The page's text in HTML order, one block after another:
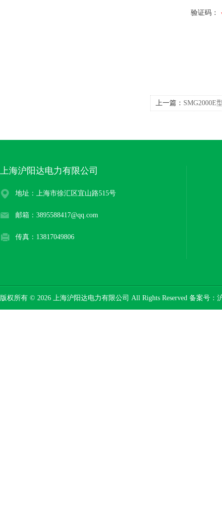
验证码：
上一篇： SMG2000E
上海沪阳达电力有限公司
地址：上海市徐汇区宜山路515号
邮箱：3895588417@qq.com
传真：13817049806
版权所有 © 2026 上海沪阳达电力有限公司 All Rights Reserved 备案号：